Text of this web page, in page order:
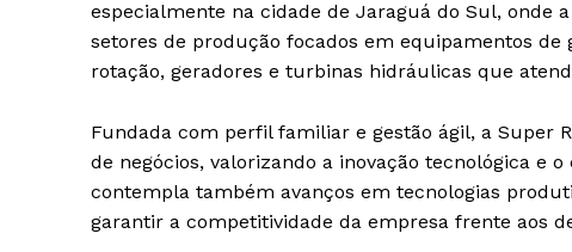
especialmente na cidade de Jaraguá do Sul, onde
setores de produção focados em equipamentos
rotação, geradores e turbinas hidráulicas que
Fundada com perfil familiar e gestão ágil, a Super
de negócios, valorizando a inovação tecnológica e
contempla também avanços em tecnologias
garantir a competitividade da empresa frente aos